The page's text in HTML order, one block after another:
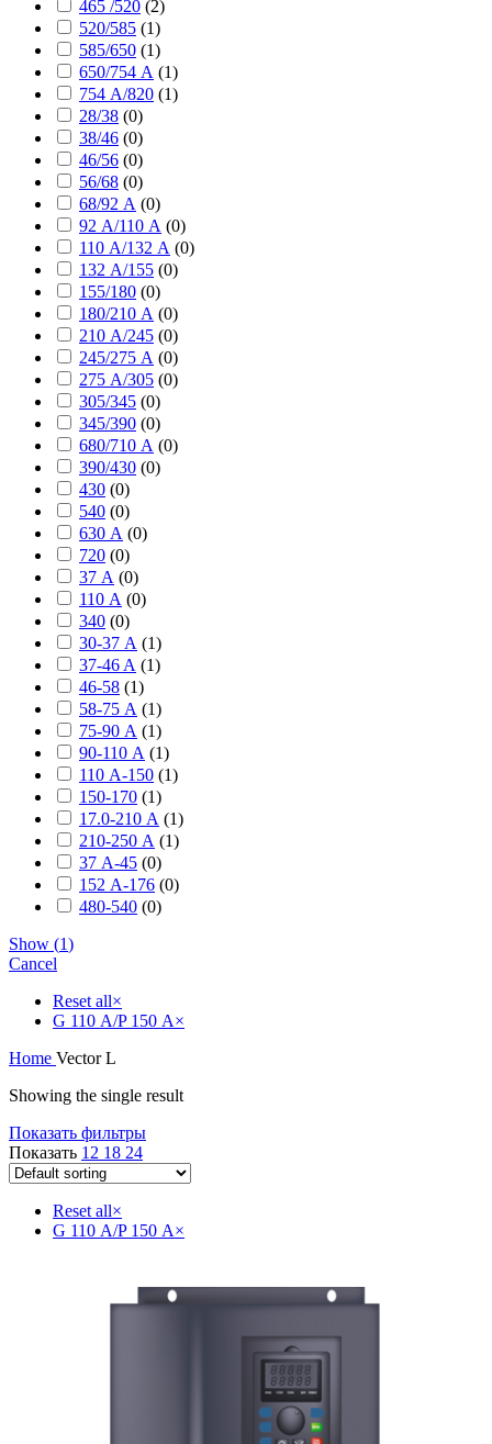
465 /520 (2)
520/585 (1)
585/650 (1)
650/754 А (1)
754 А/820 (1)
28/38 (0)
38/46 (0)
46/56 (0)
56/68 (0)
68/92 А (0)
92 А/110 А (0)
110 А/132 А (0)
132 А/155 (0)
155/180 (0)
180/210 А (0)
210 А/245 (0)
245/275 А (0)
275 А/305 (0)
305/345 (0)
345/390 (0)
680/710 А (0)
390/430 (0)
430 (0)
540 (0)
630 А (0)
720 (0)
37 А (0)
110 А (0)
340 (0)
30-37 А (1)
37-46 A (1)
46-58 (1)
58-75 А (1)
75-90 А (1)
90-110 А (1)
110 А-150 (1)
150-170 (1)
17.0-210 А (1)
210-250 А (1)
37 А-45 (0)
152 А-176 (0)
480-540 (0)
Show (1)
Cancel
Reset all×
G 110 А/P 150 А×
Home Vector L
Showing the single result
Показать фильтры
Показать 12 18 24
Reset all×
G 110 А/P 150 А×